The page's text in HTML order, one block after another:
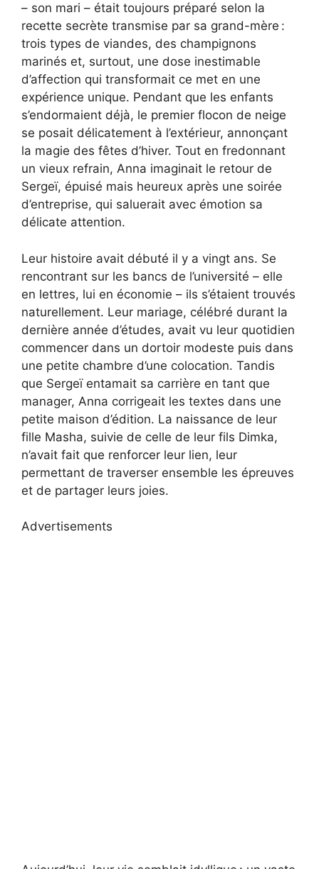
– son mari – était toujours préparé selon la
recette secrète transmise par sa grand-mère :
trois types de viandes, des champignons
marinés et, surtout, une dose inestimable
d’affection qui transformait ce met en une
expérience unique. Pendant que les enfants
s’endormaient déjà, le premier flocon de neige
se posait délicatement à l’extérieur, annonçant
la magie des fêtes d’hiver. Tout en fredonnant
un vieux refrain, Anna imaginait le retour de
Sergeï, épuisé mais heureux après une soirée
d’entreprise, qui saluerait avec émotion sa
délicate attention.
Leur histoire avait débuté il y a vingt ans. Se
rencontrant sur les bancs de l’université – elle
en lettres, lui en économie – ils s’étaient trouvés
naturellement. Leur mariage, célébré durant la
dernière année d’études, avait vu leur quotidien
commencer dans un dortoir modeste puis dans
une petite chambre d’une colocation. Tandis
que Sergeï entamait sa carrière en tant que
manager, Anna corrigeait les textes dans une
petite maison d’édition. La naissance de leur
fille Masha, suivie de celle de leur fils Dimka,
n’avait fait que renforcer leur lien, leur
permettant de traverser ensemble les épreuves
et de partager leurs joies.
Advertisements